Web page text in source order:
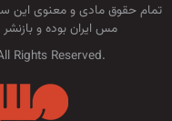
تمام حقوق مادی و معنوی این
مس ایران بوده و
Rights Reserved.